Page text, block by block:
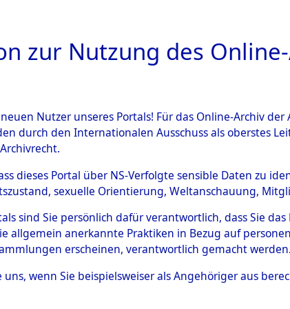
HOME BESTANDSBESCHREIBUNG
Evakuierung des
seiner
zur Nutzung des
Nutzer unseres Portals! Für das Online-Archiv
durch den Internationalen Ausschuss als oberstes
dieses Portal über NS-Verfolgte sensible Daten zu
sexuelle Orientierung, Weltanschauung,
sind Sie persönlich dafür verantwortlich, dass Sie
allgemein anerkannte Praktiken in Bezug auf
erscheinen, verantwortlich gemacht werden.
uns, wenn Sie beispielsweiser als Angehöriger aus